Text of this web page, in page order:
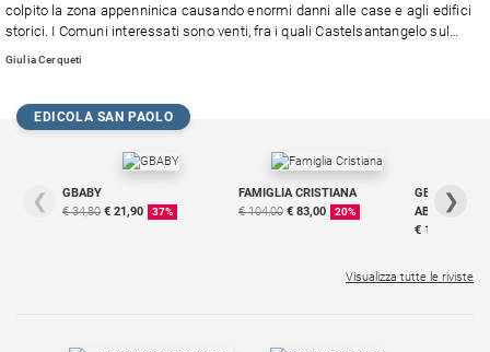
Chiesa
Fede
Santi
fede
colpito la zona appenninica causando enormi danni alle case e agli edifici
storici. I Comuni interessati sono venti, fra i quali Castelsantangelo sul
Nera, Visso, Ussita e Preci. Il Governo stanzia 40 milioni di euro per la
Giulia Cerqueti
EDICOLA SAN PAOLO
❮
GBABY
€ 34,80 € 21,90 37%
FAMIGLIA CRISTIANA
€ 104,00 € 83,00 20%
GBABY
€ 16,99
❯
Visualizza tutte le riviste